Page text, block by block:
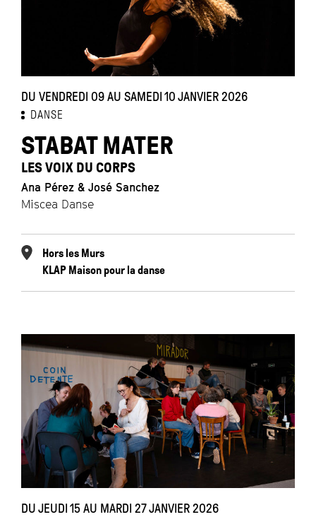
DU VENDREDI 09 AU SAMEDI 10 JANVIER 2026
DANSE
STABAT MATER
LES VOIX DU CORPS
Ana Pérez & José Sanchez
Miscea Danse
Hors les Murs
KLAP Maison pour la danse
DU JEUDI 15 AU MARDI 27 JANVIER 2026